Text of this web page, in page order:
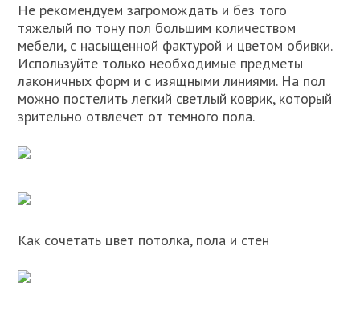
Не рекомендуем загромождать и без того
тяжелый по тону пол большим количеством
мебели, с насыщенной фактурой и цветом обивки.
Используйте только необходимые предметы
лаконичных форм и с изящными линиями. На пол
можно постелить легкий светлый коврик, который
зрительно отвлечет от темного пола.
Как сочетать цвет потолка, пола и стен